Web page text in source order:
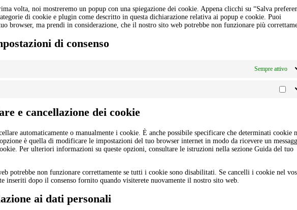
volta, noi mostreremo un popup con una spiegazione dei cookie. Appena clicchi su “Salva
di cookie e plugin come descritto in questa dichiarazione relativa ai popup e cookie. Puoi
browser, ma prendi in considerazione, che il nostro sito web potrebbe non funzionare più
di consenso
Sempre attivo
e cancellazione dei cookie
automaticamente o manualmente i cookie. È anche possibile specificare che determinati cookie
è quella di modificare le impostazioni del tuo browser internet in modo da ricevere un
Per ulteriori informazioni su queste opzioni, consultare le istruzioni nella sezione Guida del tuo
potrebbe non funzionare correttamente se tutti i cookie sono disabilitati. Se cancelli i cookie nel
inseriti dopo il consenso fornito quando visiterete nuovamente il nostro sito web.
ai dati personali